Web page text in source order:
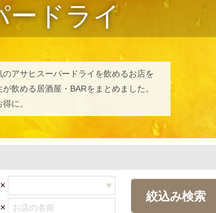
ードライ
アサヒスーパードライを飲めるお店を
飲める居酒屋・BARをまとめました。
に。
×
×
絞込み検索